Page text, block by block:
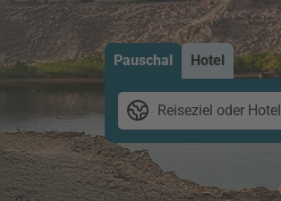
Pauschal Hotel
Reiseziel oder Hotel